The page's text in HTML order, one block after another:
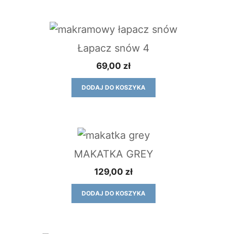
Łapacz snów 4
69,00 zł
DODAJ DO KOSZYKA
MAKATKA GREY
129,00 zł
DODAJ DO KOSZYKA